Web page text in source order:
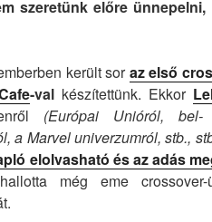
szeretünk előre
került soraz első
-val készítettünk. Ekkor
(Európai Unióról,
a Marvel univerzumról, stb.,
elolvasható és az adás
még eme